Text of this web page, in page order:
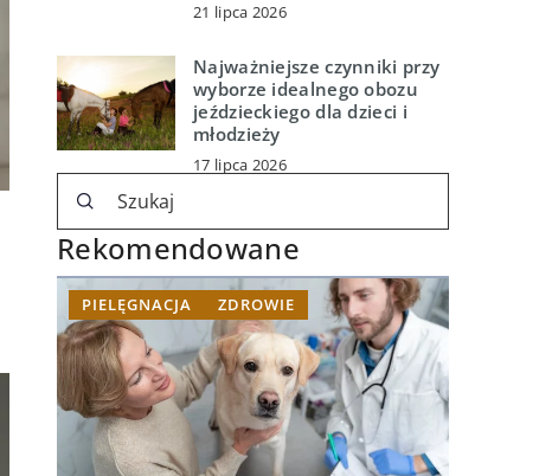
21 lipca 2026
Najważniejsze czynniki przy
wyborze idealnego obozu
jeździeckiego dla dzieci i
młodzieży
17 lipca 2026
Rekomendowane
PIELĘGNACJA ZDROWIE